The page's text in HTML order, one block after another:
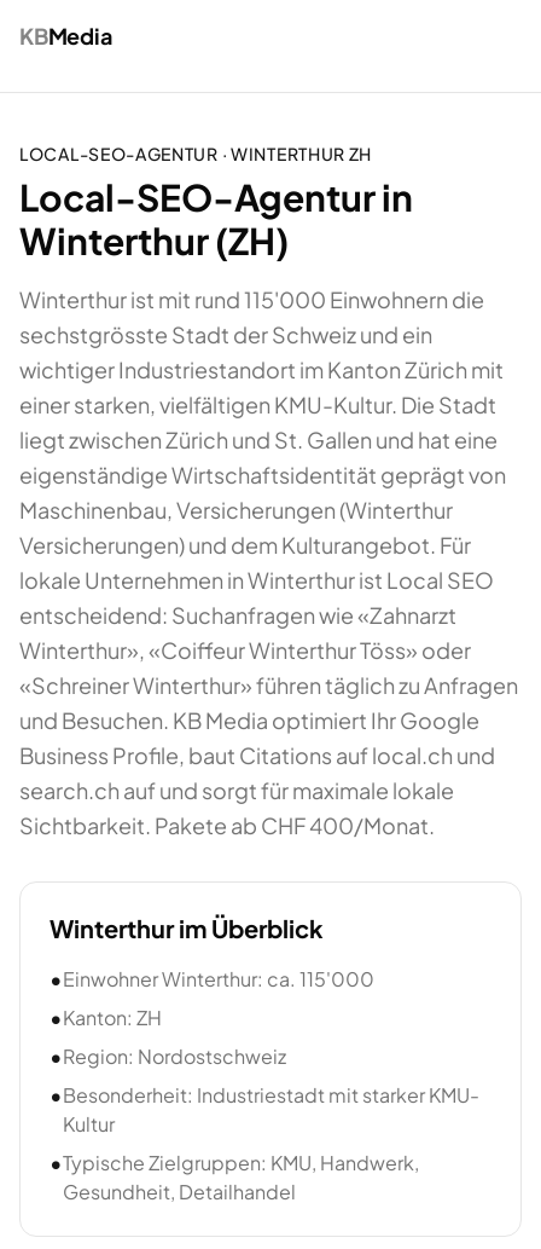
KBMedia
LOCAL-SEO-AGENTUR ·WINTERTHUR ZH
Local-SEO-Agentur in
Winterthur (ZH)
Winterthur ist mit rund 115'000 Einwohnern die
sechstgrösste Stadt der Schweiz und ein
wichtiger Industriestandort im Kanton Zürich mit
einer starken, vielfältigen KMU-Kultur. Die Stadt
liegt zwischen Zürich und St. Gallen und hat eine
eigenständige Wirtschaftsidentität geprägt von
Maschinenbau, Versicherungen (Winterthur
Versicherungen) und dem Kulturangebot. Für
lokale Unternehmen in Winterthur ist Local SEO
entscheidend: Suchanfragen wie «Zahnarzt
Winterthur», «Coiffeur Winterthur Töss» oder
«Schreiner Winterthur» führen täglich zu Anfragen
und Besuchen. KB Media optimiert Ihr Google
Business Profile, baut Citations auf local.ch und
search.ch auf und sorgt für maximale lokale
Sichtbarkeit. Pakete ab CHF 400/Monat.
Winterthurim Überblick
•Einwohner Winterthur: ca. 115'000
•Kanton: ZH
•Region: Nordostschweiz
•Besonderheit: Industriestadt mit starker KMU-
Kultur
•Typische Zielgruppen: KMU, Handwerk,
Gesundheit, Detailhandel